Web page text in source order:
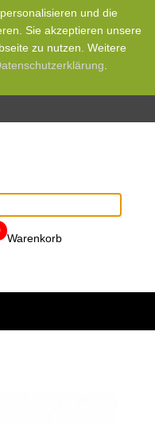
und die
Sie akzeptieren unsere
zu nutzen. Weitere
Warenkorb